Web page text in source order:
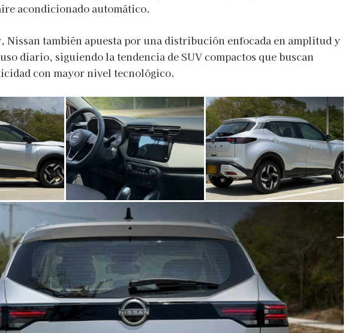
acondicionado automático.
también apuesta por una distribución enfocada en amplitud y
diario, siguiendo la tendencia de SUV compactos que buscan
con mayor nivel tecnológico.